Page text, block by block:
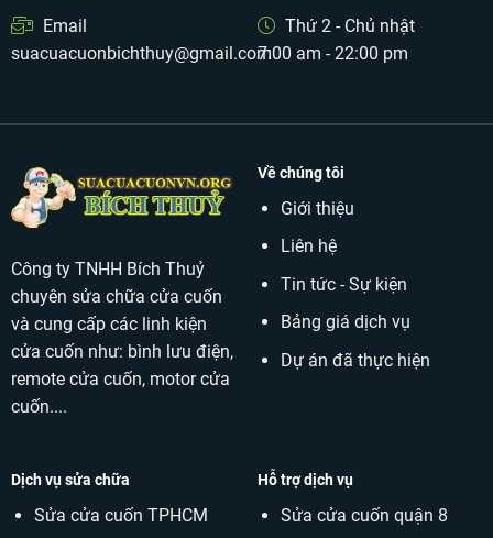
Email
suacuacuonbichthuy@gmail.com
Thứ 2 - Chủ nhật
7:00 am - 22:00 pm
Công ty TNHH Bích Thuỷ
chuyên sửa chữa cửa cuốn
và cung cấp các linh kiện
cửa cuốn như: bình lưu điện,
remote cửa cuốn, motor cửa
cuốn....
Về chúng tôi
Giới thiệu
Liên hệ
Tin tức - Sự kiện
Bảng giá dịch vụ
Dự án đã thực hiện
Dịch vụ sửa chữa
Sửa cửa cuốn TPHCM
Hỗ trợ dịch vụ
Sửa cửa cuốn quận 8